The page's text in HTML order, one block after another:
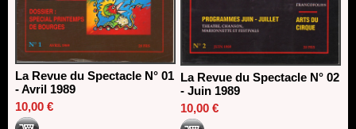
La Revue du Spectacle N° 01
- Avril 1989
10,00 €
La Revue du Spectacle N° 02
- Juin 1989
10,00 €